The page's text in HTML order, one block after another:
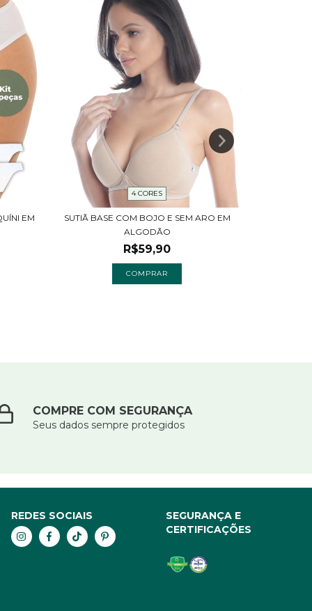
EM
4 CORES
SUTIÃ BASE COM BOJO E SEM ARO EM
ALGODÃO
R$59,90
COMPRAR
COMPRE COM SEGURANÇA
Seus dados sempre protegidos
REDES SOCIAIS
SEGURANÇA E
CERTIFICAÇÕES